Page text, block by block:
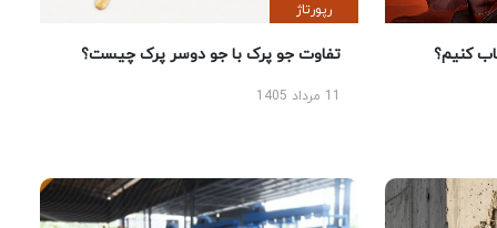
کنیم؟
رپورتاژ
تفاوت جو پرک با جو دوسر پرک چیست؟